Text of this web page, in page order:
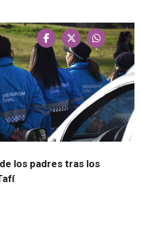
los padres tras los